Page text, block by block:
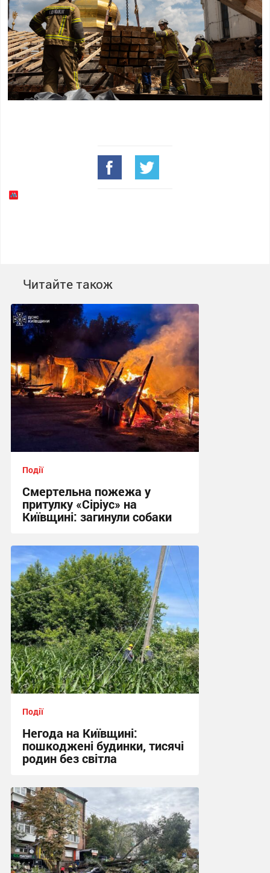
Читайте також
Події
Смертельна пожежа у
притулку «Сіріус» на
Київщині: загинули собаки
18:02 сьогодні
Події
Негода на Київщині:
пошкоджені будинки, тисячі
родин без світла
17:07 сьогодні